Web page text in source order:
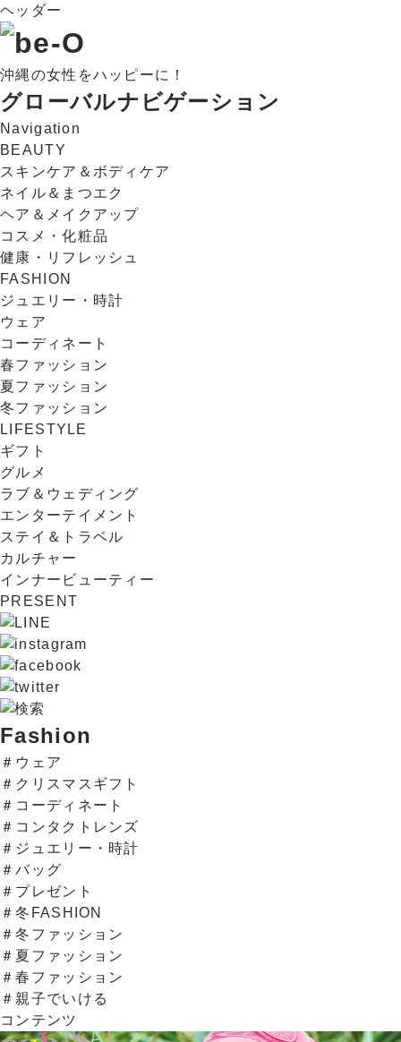
ヘッダー
沖縄の女性をハッピーに！
グローバルナビゲーション
Navigation
BEAUTY
スキンケア＆ボディケア
ネイル＆まつエク
ヘア＆メイクアップ
コスメ・化粧品
健康・リフレッシュ
FASHION
ジュエリー・時計
ウェア
コーディネート
春ファッション
夏ファッション
冬ファッション
LIFESTYLE
ギフト
グルメ
ラブ＆ウェディング
エンターテイメント
ステイ＆トラベル
カルチャー
インナービューティー
PRESENT
Fashion
＃ウェア
＃クリスマスギフト
＃コーディネート
＃コンタクトレンズ
＃ジュエリー・時計
＃バッグ
＃プレゼント
＃冬FASHION
＃冬ファッション
＃夏ファッション
＃春ファッション
＃親子でいける
コンテンツ